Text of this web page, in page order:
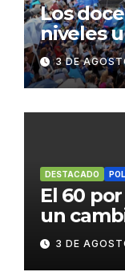
Los
niveles
paran y
3 DE
DESTACADO
El 60
un
3 DE